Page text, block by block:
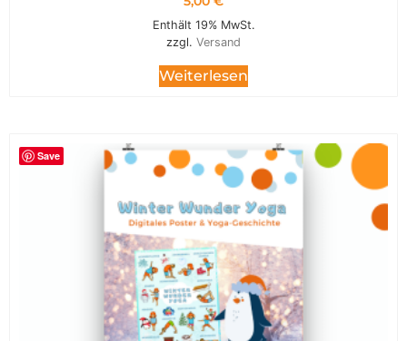
Enthält 19% MwSt.
zzgl. Versand
Weiterlesen
Save